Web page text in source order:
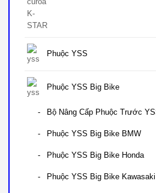
Phuộc YSS
Phuộc YSS Big Bike
Bộ Nâng Cấp Phuộc Trước
Phuộc YSS Big Bike BMW
Phuộc YSS Big Bike Honda
Phuộc YSS Big Bike Kawasaki